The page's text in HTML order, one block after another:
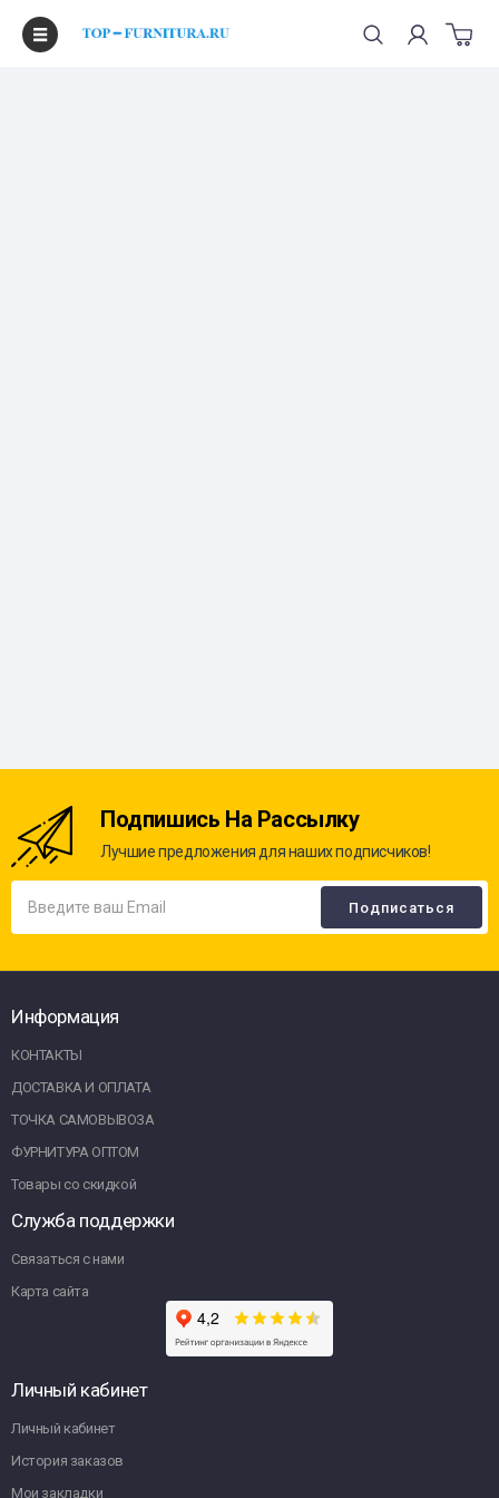
Подпишись На Рассылку
Лучшие предложения для наших подписчиков!
Информация
КОНТАКТЫ
ДОСТАВКА И ОПЛАТА
ТОЧКА САМОВЫВОЗА
ФУРНИТУРА ОПТОМ
Товары со скидкой
Служба поддержки
Связаться с нами
Карта сайта
Личный кабинет
Личный кабинет
История заказов
Мои закладки